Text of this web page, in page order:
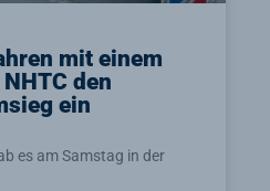
mit einem
den
ein
es am Samstag in der